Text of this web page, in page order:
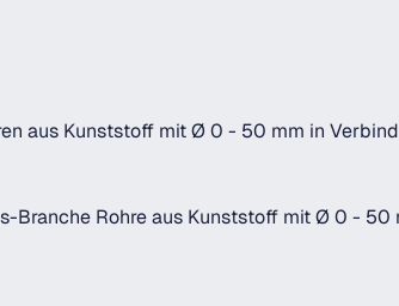
aus Kunststoff mit Ø 0 - 50 mm in
Branche Rohre aus Kunststoff mit Ø 0 -